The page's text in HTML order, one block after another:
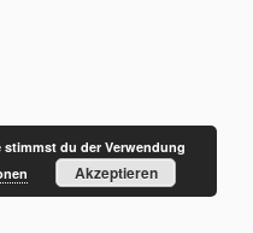
du der Verwendung
Akzeptieren